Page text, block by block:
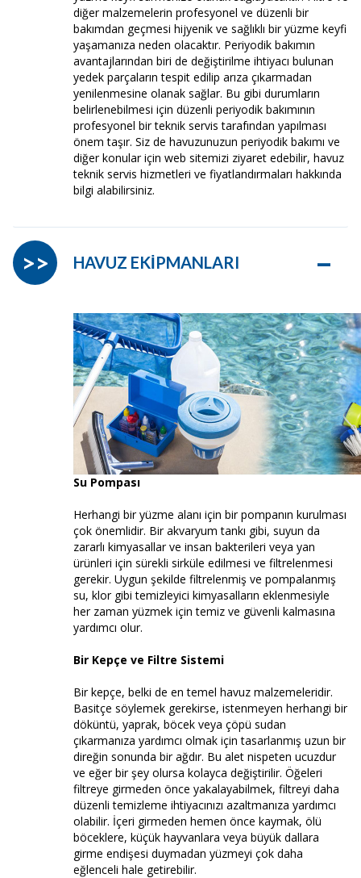
diğer malzemelerin profesyonel ve düzenli bir
bakımdan geçmesi hijyenik ve sağlıklı bir yüzme keyfi
yaşamanıza neden olacaktır. Periyodik bakımın
avantajlarından biri de değiştirilme ihtiyacı bulunan
yedek parçaların tespit edilip arıza çıkarmadan
yenilenmesine olanak sağlar. Bu gibi durumların
belirlenebilmesi için düzenli periyodik bakımının
profesyonel bir teknik servis tarafından yapılması
önem taşır. Siz de havuzunuzun periyodik bakımı ve
diğer konular için web sitemizi ziyaret edebilir, havuz
teknik servis hizmetleri ve fiyatlandırmaları hakkında
bilgi alabilirsiniz.
HAVUZ EKİPMANLARI –
>>
Su Pompası
Herhangi bir yüzme alanı için bir pompanın kurulması
çok önemlidir. Bir akvaryum tankı gibi, suyun da
zararlı kimyasallar ve insan bakterileri veya yan
ürünleri için sürekli sirküle edilmesi ve filtrelenmesi
gerekir. Uygun şekilde filtrelenmiş ve pompalanmış
su, klor gibi temizleyici kimyasalların eklenmesiyle
her zaman yüzmek için temiz ve güvenli kalmasına
yardımcı olur.
Bir Kepçe ve Filtre Sistemi
Bir kepçe, belki de en temel havuz malzemeleridir.
Basitçe söylemek gerekirse, istenmeyen herhangi bir
döküntü, yaprak, böcek veya çöpü sudan
çıkarmanıza yardımcı olmak için tasarlanmış uzun bir
direğin sonunda bir ağdır. Bu alet nispeten ucuzdur
ve eğer bir şey olursa kolayca değiştirilir. Öğeleri
filtreye girmeden önce yakalayabilmek, filtreyi daha
düzenli temizleme ihtiyacınızı azaltmanıza yardımcı
olabilir. İçeri girmeden hemen önce kaymak, ölü
böceklere, küçük hayvanlara veya büyük dallara
girme endişesi duymadan yüzmeyi çok daha
eğlenceli hale getirebilir.